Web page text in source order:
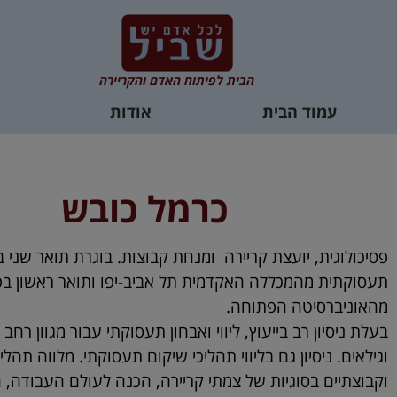
הבית לפיתוח האדם והקריירה
עמוד הבית אודות
כרמל כובש
פסיכולוגית, יועצת קריירה ומנחת קבוצות. בוגרת תואר שני
תעסוקתית מהמכללה האקדמית תל אביב-יפו ותואר ראשון
מהאוניברסיטה הפתוחה.
בעלת ניסיון רב בייעוץ, ליווי ואבחון תעסוקתי עבור מגוון
וגילאים. ניסיון גם בליווי תהליכי שיקום תעסוקתי. מלווה
וקבוצתיים בסוגיות של צמתי קריירה, הכנה לעולם העבודה,